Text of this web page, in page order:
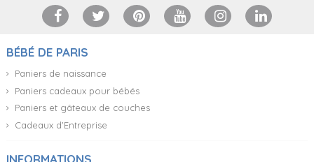
BÉBÉ DE PARIS
Paniers de naissance
Paniers cadeaux pour bébés
Paniers et gâteaux de couches
Cadeaux d'Entreprise
INFORMATIONS